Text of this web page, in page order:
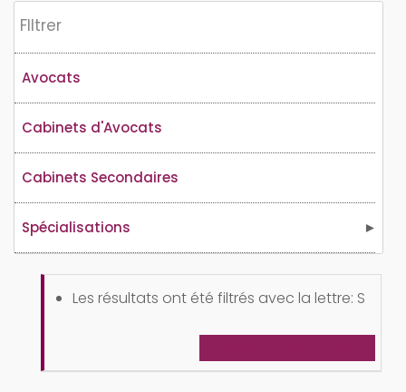
Flltrer
Avocats
Cabinets d'Avocats
Cabinets Secondaires
Spécialisations
Les résultats ont été filtrés avec la lettre: S